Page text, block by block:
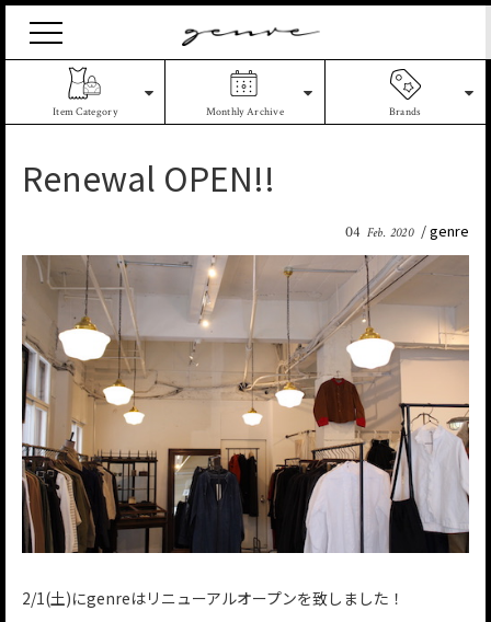
Antique
Jewelry
Item Category Monthly Archive Brands
Renewal OPEN!!
04 Feb. 2020 genre
2/1(土)にgenreはリニューアルオープンを致しました！